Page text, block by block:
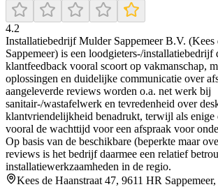
4.2
Installatiebedrijf Mulder Sappemeer B.V. (Kees
Sappemeer) is een loodgieters-/installatiebedrijf
klantfeedback vooral scoort op vakmanschap,
oplossingen en duidelijke communicatie over
aangeleverde reviews worden o.a. net werk bij
sanitair-/wastafelwerk en tevredenheid over
klantvriendelijkheid benadrukt, terwijl als enige
vooral de wachttijd voor een afspraak voor
Op basis van de beschikbare (beperkte maar
reviews is het bedrijf daarmee een relatief
installatiewerkzaamheden in de regio.
Kees de Haanstraat 47, 9611 HR